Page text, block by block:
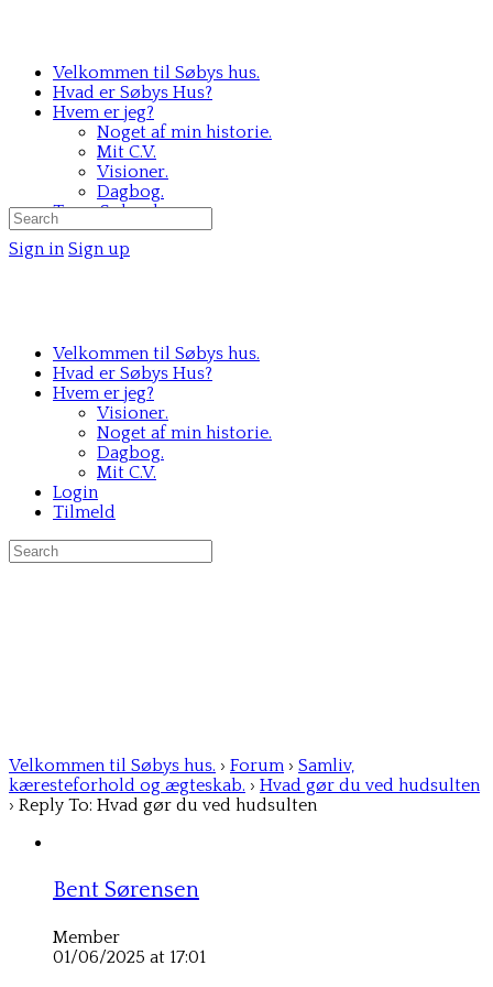
Velkommen til Søbys hus.
Hvad er Søbys Hus?
Hvem er jeg?
Noget af min historie.
Mit C.V.
Visioner.
Dagbog.
Team Søbys hus.
Sign in Sign up
Search
for:
Velkommen til Søbys hus.
Hvad er Søbys Hus?
Hvem er jeg?
Visioner.
Noget af min historie.
Dagbog.
Mit C.V.
Login
Tilmeld
Search
for:
Velkommen til Søbys hus. › Forum › Samliv,
kæresteforhold og ægteskab. › Hvad gør du ved hudsulten
› Reply To: Hvad gør du ved hudsulten
Bent Sørensen
Member
01/06/2025 at 17:01